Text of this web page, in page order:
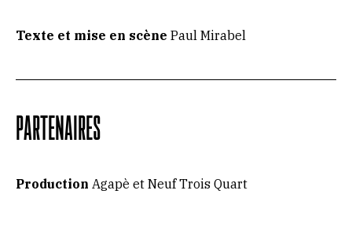
Texte et mise en scène Paul Mirabel
PARTENAIRES
Production Agapè et Neuf Trois Quart